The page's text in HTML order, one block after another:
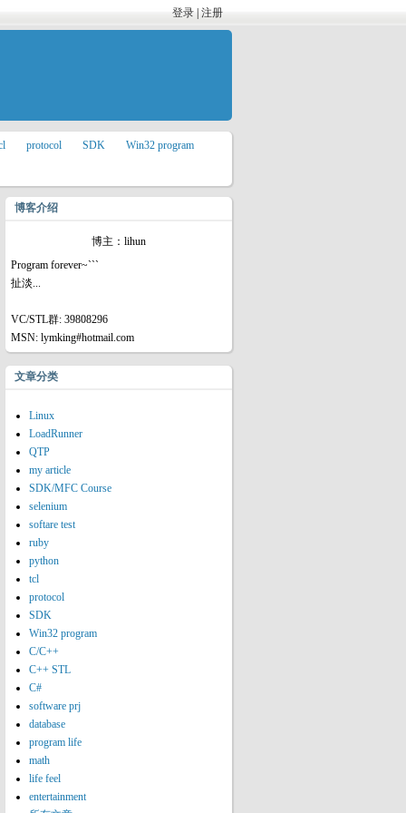
登录 注册
protocol SDK Win32 program
博客介绍
博主：lihun
Program forever~```
扯淡...
VC/STL群: 39808296
MSN: lymking#hotmail.com
文章分类
Linux
LoadRunner
QTP
my article
SDK/MFC Course
selenium
softare test
ruby
python
tcl
protocol
SDK
Win32 program
C/C++
C++ STL
C#
software prj
database
program life
math
life feel
entertainment